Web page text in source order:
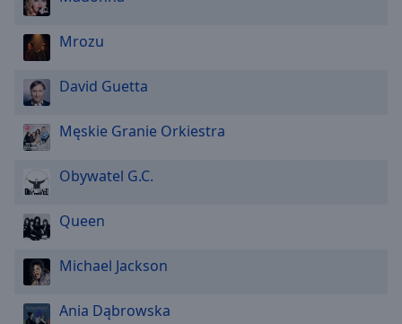
Opacity
Font
Size
Edge
Style
Family
Mrozu
David Guetta
Męskie Granie Orkiestra
Obywatel G.C.
Queen
Michael Jackson
Ania Dąbrowska